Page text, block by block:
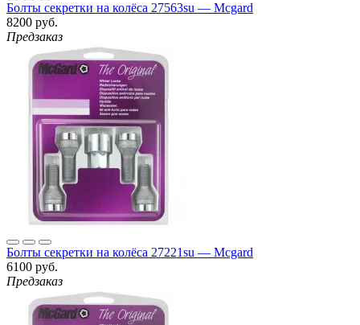
Болты секретки на колёса 27563su — Mcgard
8200 руб.
Предзаказ
Болты секретки на колёса 27221su — Mcgard
6100 руб.
Предзаказ